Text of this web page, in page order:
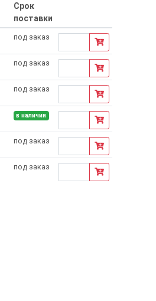
Срок
поставки
под заказ
под заказ
под заказ
в наличии
под заказ
под заказ